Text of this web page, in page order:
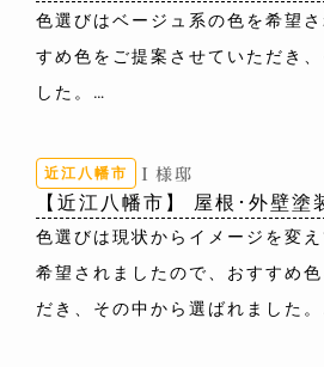
色選びはベージュ系の色を希望
すめ色をご提案させていただき
した。
近江八幡市 Ｉ様邸
【近江八幡市】 屋根･外壁塗
色選びは現状からイメージを変
希望されましたので、おすすめ
だき、その中から選ばれました。